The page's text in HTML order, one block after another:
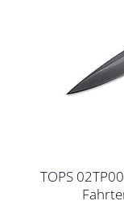
TOPS